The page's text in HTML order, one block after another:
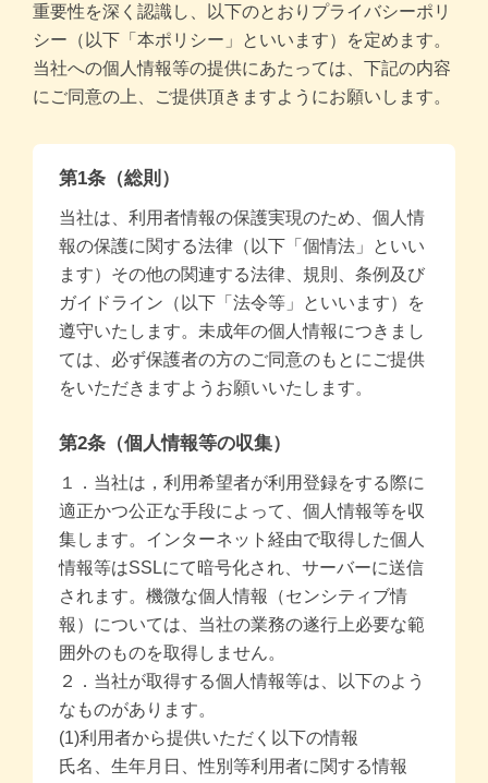
すくスクご利用ガイド
コラム
お問い合わせ
月齢・年齢別
価格帯別
カテゴリー
ブランド
＞ログイン
＞会社概要 ＞お問い合わせ
重要性を深く認識し、以下のとおりプライバシーポリ
シー（以下「本ポリシー」といいます）を定めます。
当社への個人情報等の提供にあたっては、下記の内容
にご同意の上、ご提供頂きますようにお願いします。
第1条（総則）
当社は、利用者情報の保護実現のため、個人情
報の保護に関する法律（以下「個情法」といい
ます）その他の関連する法律、規則、条例及び
ガイドライン（以下「法令等」といいます）を
遵守いたします。未成年の個人情報につきまし
ては、必ず保護者の方のご同意のもとにご提供
をいただきますようお願いいたします。
第2条（個人情報等の収集）
１．当社は，利用希望者が利用登録をする際に
適正かつ公正な手段によって、個人情報等を収
集します。インターネット経由で取得した個人
情報等はSSLにて暗号化され、サーバーに送信
されます。機微な個人情報（センシティブ情
報）については、当社の業務の遂行上必要な範
囲外のものを取得しません。
２．当社が取得する個人情報等は、以下のよう
なものがあります。
(1)利用者から提供いただく以下の情報
氏名、生年月日、性別等利用者に関する情報